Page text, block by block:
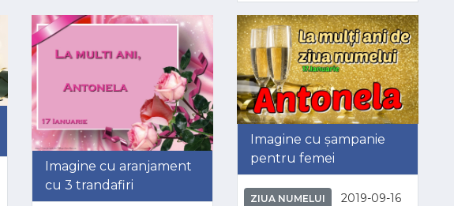
Imagine cu aranjament
cu 3 trandafiri
Imagine cu șampanie
pentru femei
ZIUA NUMELUI 2019-09-16